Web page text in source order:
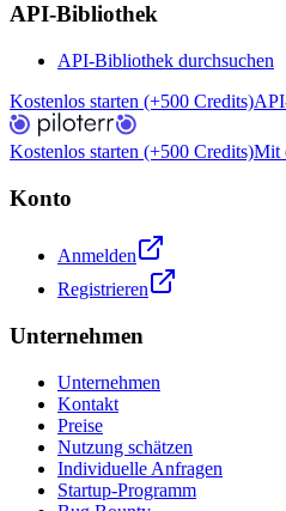
API-Bibliothek
API-Bibliothek durchsuchen
Kostenlos starten (+500 Credits)
Kostenlos starten (+500 Credits)Mit
Konto
Anmelden
Registrieren
Unternehmen
Unternehmen
Kontakt
Preise
Nutzung schätzen
Individuelle Anfragen
Startup-Programm